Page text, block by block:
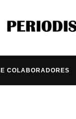
COLABORADORES